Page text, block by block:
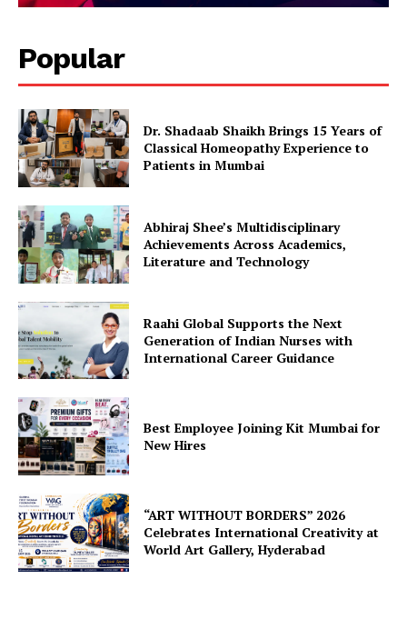
Popular
Dr. Shadaab Shaikh Brings 15 Years of
Classical Homeopathy Experience to
Patients in Mumbai
Abhiraj Shee’s Multidisciplinary
Achievements Across Academics,
Literature and Technology
Raahi Global Supports the Next
Generation of Indian Nurses with
International Career Guidance
Best Employee Joining Kit Mumbai for
New Hires
“ART WITHOUT BORDERS” 2026
Celebrates International Creativity at
World Art Gallery, Hyderabad